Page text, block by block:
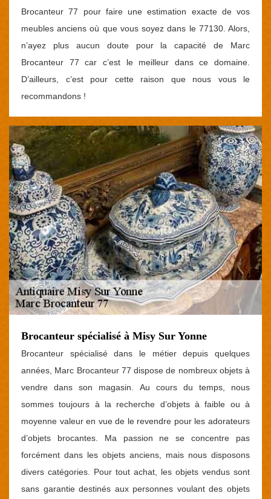
Brocanteur 77 pour faire une estimation exacte de vos
meubles anciens où que vous soyez dans le 77130. Alors,
n’ayez plus aucun doute pour la capacité de Marc
Brocanteur 77 car c’est le meilleur dans ce domaine.
D’ailleurs, c’est pour cette raison que nous vous le
recommandons !
Brocanteur spécialisé à Misy Sur Yonne
Brocanteur spécialisé dans le métier depuis quelques
années, Marc Brocanteur 77 dispose de nombreux objets à
vendre dans son magasin. Au cours du temps, nous
sommes toujours à la recherche d’objets à faible ou à
moyenne valeur en vue de le revendre pour les adorateurs
d’objets brocantes. Ma passion ne se concentre pas
forcément dans les objets anciens, mais nous disposons
divers catégories. Pour tout achat, les objets vendus sont
sans garantie destinés aux personnes voulant des objets